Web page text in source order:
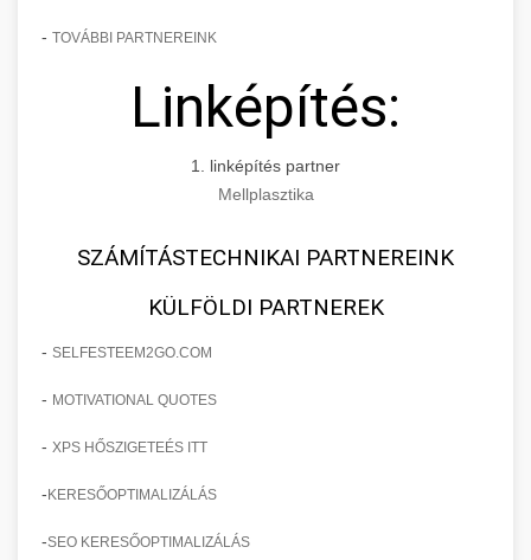
- TOVÁBBI PARTNEREINK
Linképítés:
1. linképítés partner
Mellplasztika
SZÁMÍTÁSTECHNIKAI PARTNEREINK
KÜLFÖLDI PARTNEREK
- SELFESTEEM2GO.COM
- MOTIVATIONAL QUOTES
- XPS HŐSZIGETEÉS ITT
- KERESŐOPTIMALIZÁLÁS
-SEO KERESŐOPTIMALIZÁLÁS